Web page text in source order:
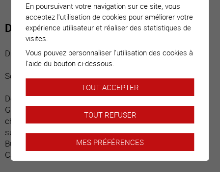
Distribution du bien
Distribution :
Sous-sol :
Dégagement
Grande pièce / actuellement carnotzet avec bar, table,
chaises, divan (24 places et 40 m2 non compris dans la
surface habitable)
Buanderie ouverte avec lave et sèche-linge
Cave
En poursuivant votre navigation sur ce site, vous
acceptez l'utilisation de cookies pour améliorer votre
expérience utilisateur et réaliser des statistiques de
visites.
Vous pouvez personnaliser l'utilisation des cookies à
l'aide du bouton ci-dessous.
TOUT ACCEPTER
TOUT REFUSER
MES PRÉFÉRENCES